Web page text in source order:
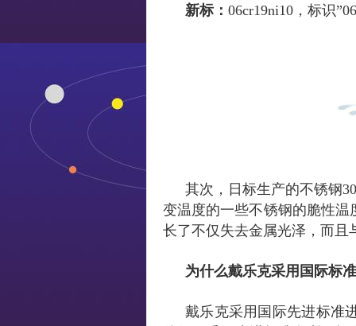
新标： 06cr19ni10，标识
其次，日标生产的不锈钢
变温度的一些不锈钢的脆性
长了不仅失去金属光泽，而且
为什么戴乐克采用国际标
戴乐克采用国际先进标准